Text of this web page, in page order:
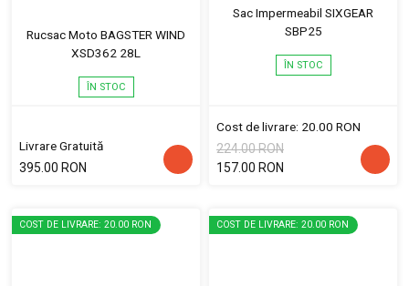
Rucsac Moto BAGSTER WIND
XSD362 28L
ÎN STOC
Livrare Gratuită
395.00 RON
Sac Impermeabil SIXGEAR
SBP25
ÎN STOC
Cost de livrare: 20.00 RON
224.00 RON
157.00 RON
COST DE LIVRARE: 20.00 RON COST DE LIVRARE: 20.00 RON